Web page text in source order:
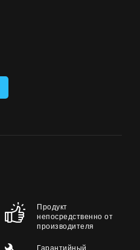
Продукт
непосредственно от
производителя